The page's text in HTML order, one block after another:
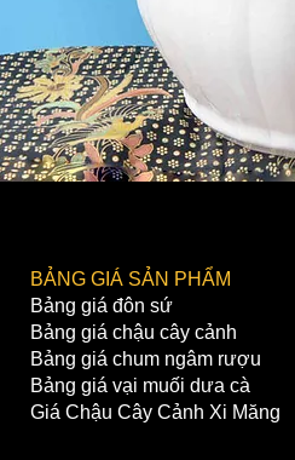
BẢNG GIÁ SẢN PHẨM
Bảng giá đôn sứ
Bảng giá chậu cây cảnh
Bảng giá chum ngâm rượu
Bảng giá vại muối dưa cà
Giá Chậu Cây Cảnh Xi Măng